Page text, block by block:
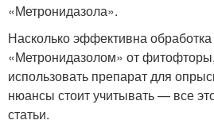
«Метронидазола».
Насколько эффективна
«Метронидазолом» от фитофторы,
использовать препарат для
нюансы стоит учитывать — все
статьи.